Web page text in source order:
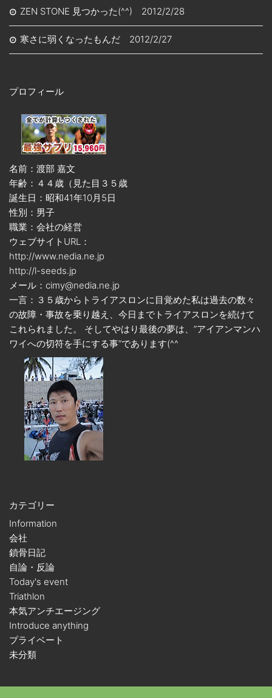
ZEN STONE 見つかった(^^) 2012/2/28
寒さに弱くなったもんだ 2012/2/27
プロフィール
名前：渡部 嘉文
年齢：４４歳（見た目３５歳
誕生日：昭和41年10月5日
性別：男子
職業：会社の経営
ウェブサイトURL：
http://www.nedia.ne.jp
http://l-seeds.jp
メール：cimy@nedia.ne.jp
一言：３５歳からトライアスロンに目覚めた私は過去の数々
の故障・事故を乗り越え、今日までトライアスロンを続けて
これられました。 そしてやはり最後の夢は、”アイアンマンハ
ワイへの切符を手にする事”であります(^^ゞ
カテゴリー
Information
会社
鎖骨日記
自論・反論
Today's event
Triathlon
本気アンチエージング
Introduce anything
プライベート
未分類